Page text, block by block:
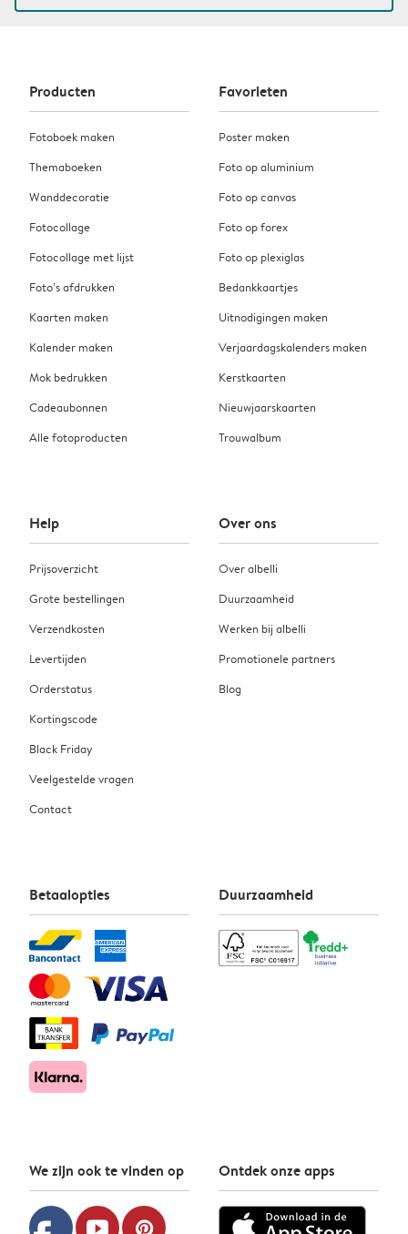
Producten
Fotoboek maken
Themaboeken
Wanddecoratie
Fotocollage
Fotocollage met lijst
Foto’s afdrukken
Kaarten maken
Kalender maken
Mok bedrukken
Cadeaubonnen
Alle fotoproducten
Favorieten
Poster maken
Foto op aluminium
Foto op canvas
Foto op forex
Foto op plexiglas
Bedankkaartjes
Uitnodigingen maken
Verjaardagskalenders maken
Kerstkaarten
Nieuwjaarskaarten
Trouwalbum
Help
Prijsoverzicht
Grote bestellingen
Verzendkosten
Levertijden
Orderstatus
Kortingscode
Black Friday
Veelgestelde vragen
Contact
Over ons
Over albelli
Duurzaamheid
Werken bij albelli
Promotionele partners
Blog
Betaalopties Duurzaamheid
We zijn ook te vinden op
youtube pinterest
Ontdek onze apps